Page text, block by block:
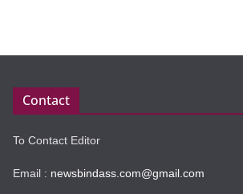
Contact
To Contact Editor
Email : newsbindass.com@gmail.com